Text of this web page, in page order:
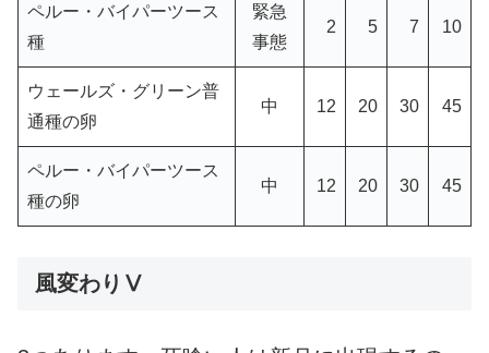
ペルー・バイパーツース
種
緊急
事態
2 5 7 10
ウェールズ・グリーン普
通種の卵
中 12 20 30 45
ペルー・バイパーツース
種の卵
中 12 20 30 45
風変わりⅤ